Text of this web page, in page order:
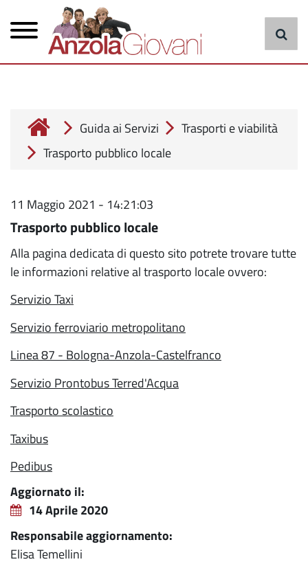
contenuto
principale
principale
cerca
Guida ai Servizi
Trasporti e viabilità
Trasporto pubblico locale
11 Maggio 2021 - 14:21:03
Trasporto pubblico locale
Alla pagina dedicata di questo sito potrete trovare tutte
le informazioni relative al trasporto locale ovvero:
Servizio Taxi
Servizio ferroviario metropolitano
Linea 87 - Bologna-Anzola-Castelfranco
Servizio Prontobus Terred'Acqua
Trasporto scolastico
Taxibus
Pedibus
Aggiornato il:
14 Aprile 2020
Responsabile aggiornamento:
Elisa Temellini